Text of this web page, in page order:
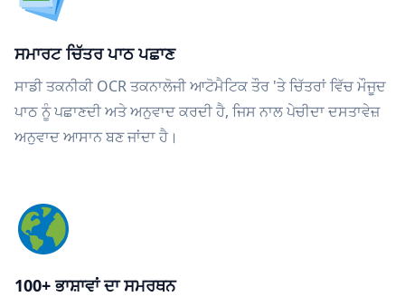
ਸਮਾਰਟ ਚਿੱਤਰ ਪਾਠ ਪਛਾਣ
ਸਾਡੀ ਤਕਨੀਕੀ OCR ਤਕਨਾਲੋਜੀ ਆਟੋਮੈਟਿਕ ਤੌਰ 'ਤੇ ਚਿੱਤਰਾਂ ਵਿੱਚ ਮੌਜੂਦ
ਪਾਠ ਨੂੰ ਪਛਾਣਦੀ ਅਤੇ ਅਨੁਵਾਦ ਕਰਦੀ ਹੈ, ਜਿਸ ਨਾਲ ਪੇਚੀਦਾ ਦਸਤਾਵੇਜ਼
ਅਨੁਵਾਦ ਆਸਾਨ ਬਣ ਜਾਂਦਾ ਹੈ।
100+ ਭਾਸ਼ਾਵਾਂ ਦਾ ਸਮਰਥਨ